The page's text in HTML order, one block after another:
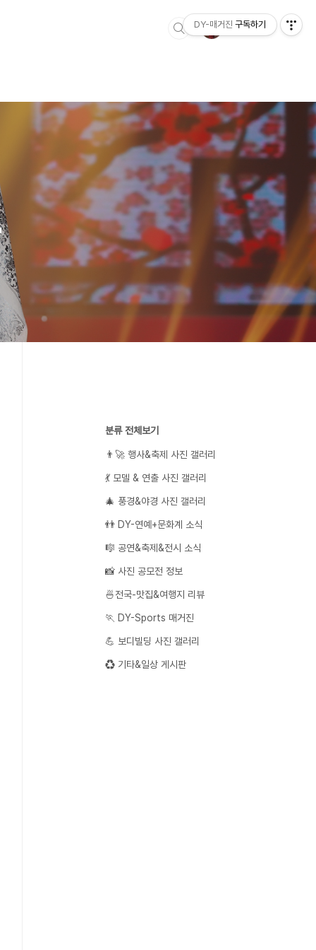
분류 전체보기
👨‍🚀 행사&축제 사진 갤러리
💃 모델 & 연출 사진 갤러리
🎄 풍경&야경 사진 갤러리
👬 DY-연예+문화계 소식
🎼 공연&축제&전시 소식
📸 사진 공모전 정보
🍜전국-맛집&여행지 리뷰
🏃 DY-Sports 매거진
💪 보디빌딩 사진 갤러리
♻️ 기타&일상 게시판
DY-매거진 구독하기